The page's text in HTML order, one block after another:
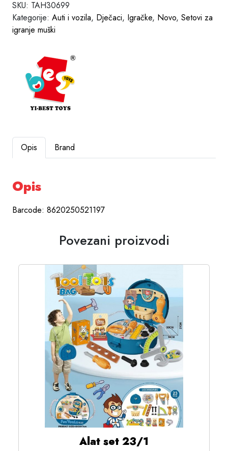
SKU: TAH30699
Kategorije: Auti i vozila, Dječaci, Igračke, Novo, Setovi za
igranje muški
Opis Brand
Opis
Barcode: 8620250521197
Povezani proizvodi
Alat set 23/1